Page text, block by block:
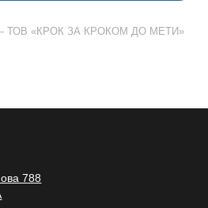
— ТОВ «КРОК ЗА КРОКОМ ДО МЕТИ»
788